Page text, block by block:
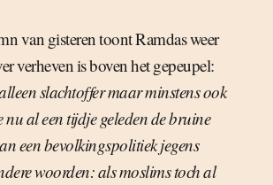
van gisteren toont Ramdas weer
verheven is boven het gepeupel:
slachtoffer maar minstens ook
al een tijdje geleden de bruine
een bevolkingspolitiek jegens
woorden: als moslims toch al